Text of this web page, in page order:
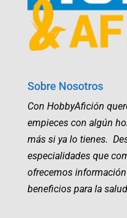
Sobre Nosotros
Con HobbyAfición
empieces con algún
más si ya lo tienes.
especialidades que
ofrecemos
beneficios para la